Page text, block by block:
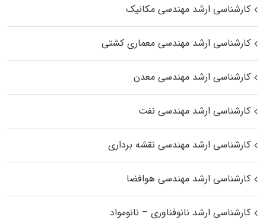
کارشناسی ارشد مهندسی مکانیک
کارشناسی ارشد مهندسی معماری کشتی
کارشناسی ارشد مهندسی معدن
کارشناسی ارشد مهندسی نفت
کارشناسی ارشد مهندسی نقشه برداری
کارشناسی ارشد مهندسی هوافضا
کارشناسی ارشد نانوفناوری – نانومواد